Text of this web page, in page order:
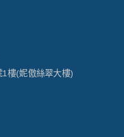
樓(妮傲絲翠大樓)